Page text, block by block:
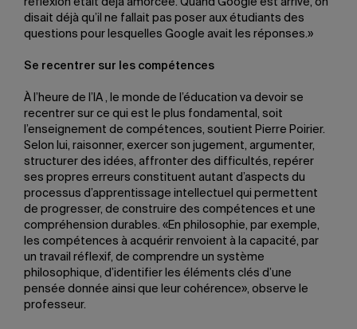
réflexion était déjà amorcée. Quand Google est arrivé, on
disait déjà qu’il ne fallait pas poser aux étudiants des
questions pour lesquelles Google avait les réponses.»
Se recentrer sur les compétences
À l’heure de l’IA , le monde de l’éducation va devoir se
recentrer sur ce qui est le plus fondamental, soit
l’enseignement de compétences, soutient Pierre Poirier.
Selon lui, raisonner, exercer son jugement, argumenter,
structurer des idées, affronter des difficultés, repérer
ses propres erreurs constituent autant d’aspects du
processus d’apprentissage intellectuel qui permettent
de progresser, de construire des compétences et une
compréhension durables. «En philosophie, par exemple,
les compétences à acquérir renvoient à la capacité, par
un travail réflexif, de comprendre un système
philosophique, d’identifier les éléments clés d’une
pensée donnée ainsi que leur cohérence», observe le
professeur.